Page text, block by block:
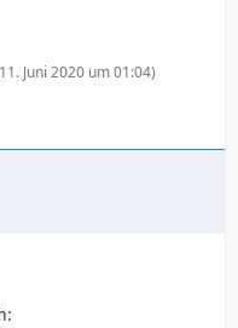
11. Juni 2020 um 01:04)